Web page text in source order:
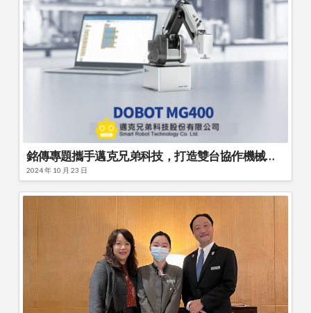
銘傳專題攜手邁克兄弟科技，打造雙台協作機械手臂智慧控制新應用
2024 年 10 月 23 日